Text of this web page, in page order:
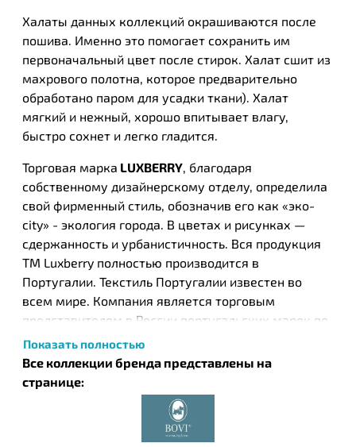
Халаты данных коллекций окрашиваются после
пошива. Именно это помогает сохранить им
первоначальный цвет после стирок. Халат сшит из
махрового полотна, которое предварительно
обработано паром для усадки ткани). Халат
мягкий и нежный, хорошо впитывает влагу,
быстро сохнет и легко гладится.
Торговая марка LUXBERRY , благодаря
собственному дизайнерскому отделу, определила
свой фирменный стиль, обозначив его как «эко-
city» - экология города. В цветах и рисунках —
сдержанность и урбанистичность. Вся продукция
ТМ Luxberry полностью производится в
Португалии. Текстиль Португалии известен во
всем мире. Компания является торговым
представителем в России португальских марок по
производству текстиля для дома -
стиль которых совпадает со стилем ТМ Luxberry.
Показать полностью
Все коллекции бренда представлены на
странице: